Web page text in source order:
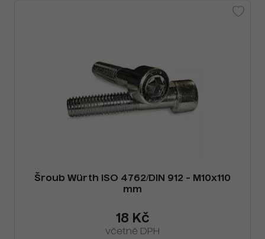
Šroub Würth ISO 4762/DIN 912 - M10x110
mm
18 Kč
včetně DPH